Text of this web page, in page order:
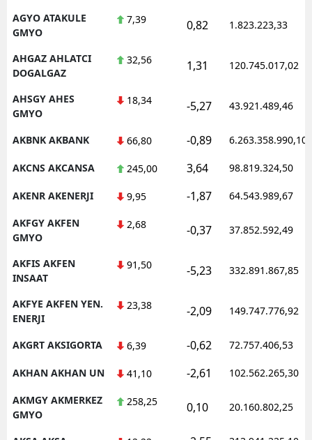
AGYO ATAKULE
GMYO
7,39 0,82 1.823.223,33
AHGAZ AHLATCI
DOGALGAZ
32,56 1,31 120.745.017,02
AHSGY AHES
GMYO
18,34 -5,27 43.921.489,46
AKBNK AKBANK 66,80 -0,89 6.263.358.990,10
AKCNS AKCANSA 245,00 3,64 98.819.324,50
AKENR AKENERJI 9,95 -1,87 64.543.989,67
AKFGY AKFEN
GMYO
2,68 -0,37 37.852.592,49
AKFIS AKFEN
INSAAT
91,50 -5,23 332.891.867,85
AKFYE AKFEN YEN.
ENERJI
23,38 -2,09 149.747.776,92
AKGRT AKSIGORTA 6,39 -0,62 72.757.406,53
AKHAN AKHAN UN 41,10 -2,61 102.562.265,30
AKMGY AKMERKEZ
GMYO
258,25 0,10 20.160.802,25